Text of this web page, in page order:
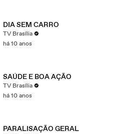
DIA SEM CARRO
TV Brasília
há 10 anos
SAÚDE E BOA AÇÃO
TV Brasília
há 10 anos
PARALISAÇÃO GERAL